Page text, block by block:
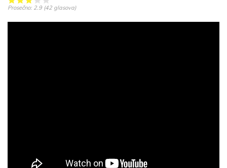
Prosečno: 2.9 (42 glasova)